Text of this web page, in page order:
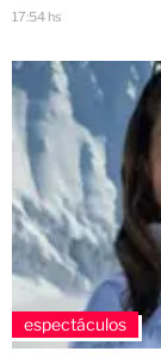
17:54 hs
espectáculos